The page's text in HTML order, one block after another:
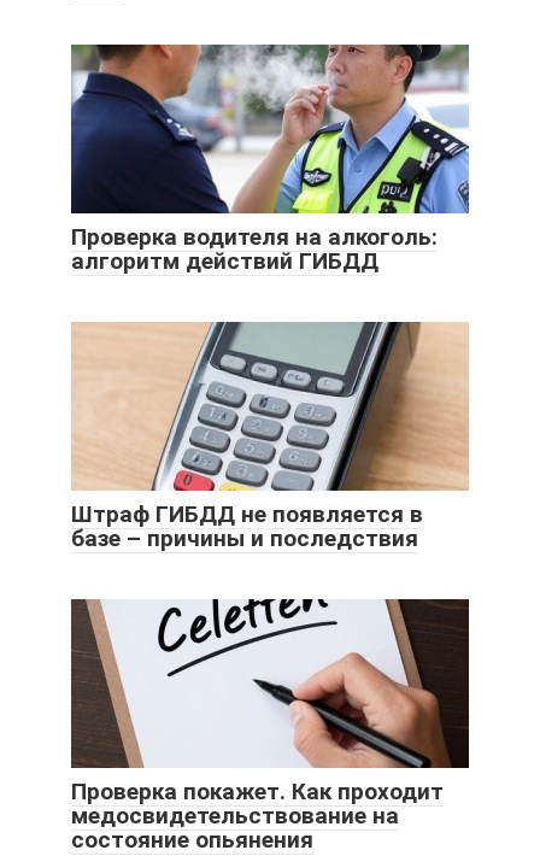
Проверка водителя на алкоголь:
алгоритм действий ГИБДД
Штраф ГИБДД не появляется в
базе – причины и последствия
Проверка покажет. Как проходит
медосвидетельствование на
состояние опьянения